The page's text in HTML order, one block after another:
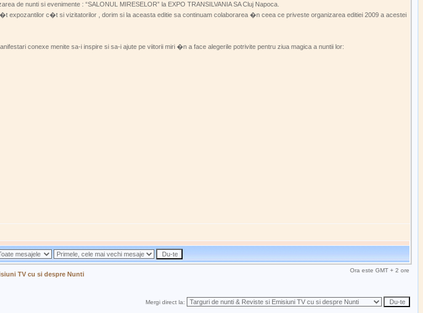
de nunti si evenimente : “SALONUL MIRESELOR” la EXPO TRANSILVANIA SA Cluj Napoca.
expozantilor c�t si vizitatorilor , dorim si la aceasta editie sa continuam colaborarea �n ceea ce priveste organizarea editiei 2009 a acestei
conexe menite sa-i inspire si sa-i ajute pe viitorii miri �n a face alegerile potrivite pentru ziua magica a nuntii lor:
TV cu si despre Nunti
Ora este GMT + 2 ore
Mergi direct la: